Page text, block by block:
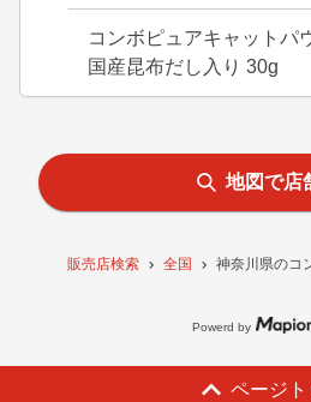
販売店検索 全国 神奈川県のコ
コンボピュアキャットパ
国産昆布だし入り 30g
地図で店
Powerd by
ページ